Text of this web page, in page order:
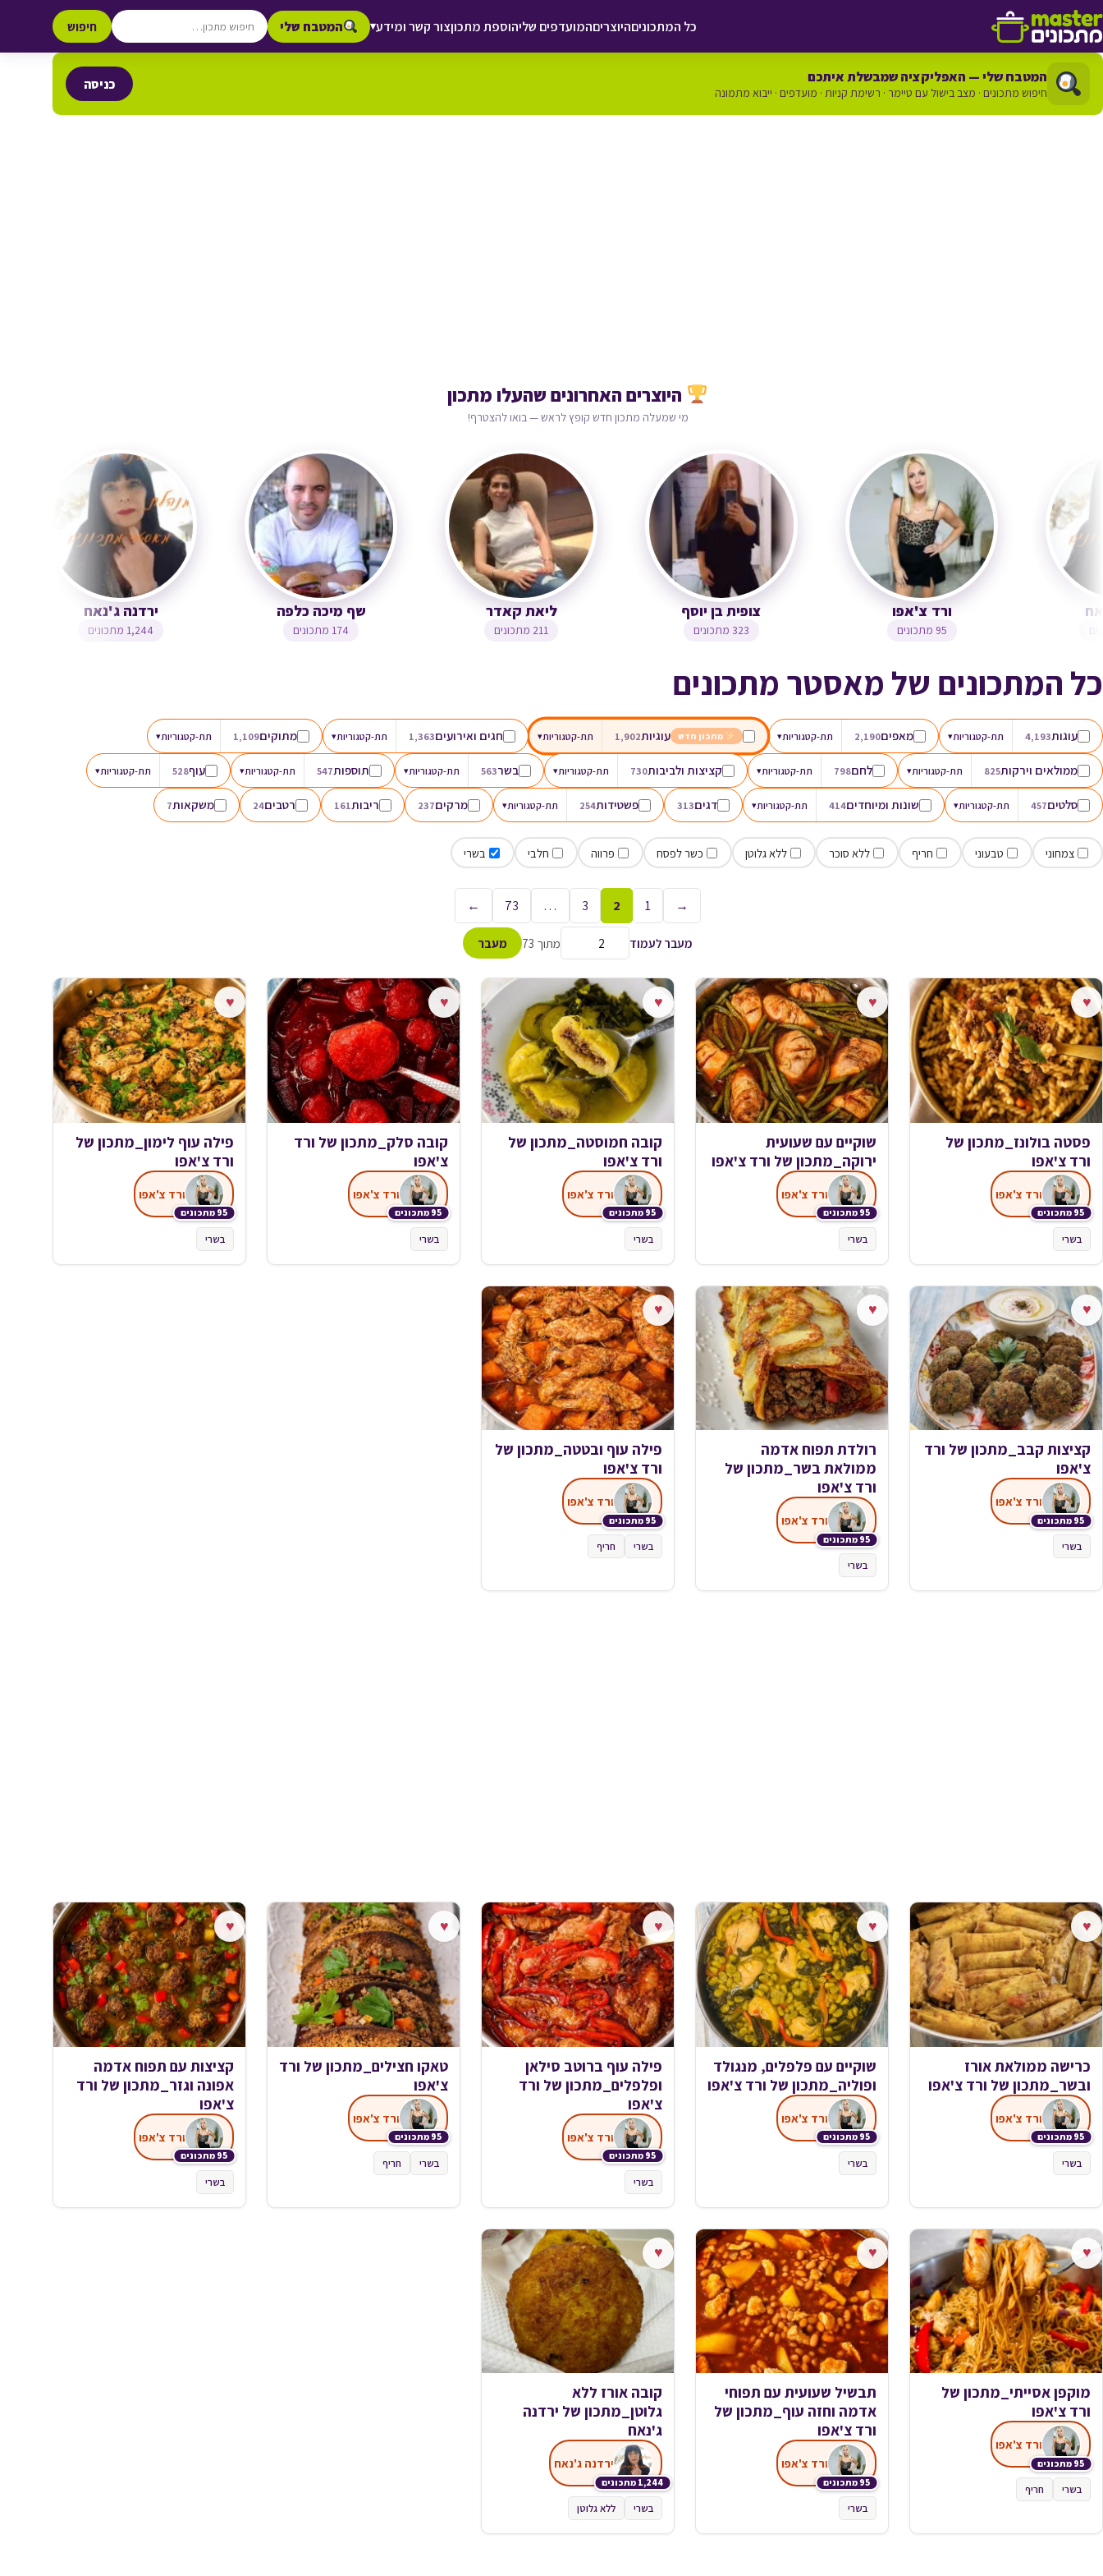
דלג לתוכן
כל המתכוניםהיוצריםהמועדפים שליהוספת מתכוןצור קשר ומידע▾ המטבח שלי חיפוש
המטבח שלי — האפליקציה שמבשלת איתכם
חיפוש מתכונים · מצב בישול עם טיימר · רשימת קניות · מועדפים · ייבוא מתמונה
כניסה
היוצרים האחרונים שהעלו מתכון
מי שמעלה מתכון חדש קופץ לראש — בואו להצטרף!
ירדנה ג'נאח
1,244 מתכונים
שף מיכה כלפה ליאת קאדר צופית בן יוסף ירדנה ג'נאח
1,244 מתכונים
כל המתכונים של מאסטר מתכונים
עוגות4,193 תת-קטגוריות▾ מאפים2,190 תת-קטגוריות▾ מתכון חדש עוגיות1,902 תת-קטגוריות▾ חגים ואירועים1,363 תת-קטגוריות▾ מתוקים1,109 תת-קטגוריות▾
ממולאים וירקות825 תת-קטגוריות▾ לחם798 תת-קטגוריות▾ קציצות ולביבות730 תת-קטגוריות▾ בשר563 תת-קטגוריות▾ תוספות547 תת-קטגוריות▾ עוף528 תת-קטגוריות▾
סלטים457 תת-קטגוריות▾ שונות ומיוחדים414 תת-קטגוריות▾ דגים313 פשטידות254 תת-קטגוריות▾ מרקים237 ריבות161 רטבים24 משקאות7
צמחוני טבעוני חריף ללא סוכר ללא גלוטן כשר לפסח פרווה חלבי בשרי
→
1
2
3
…
73
←
מעבר לעמוד מתוך 73 מעבר
♥
פסטה בולונז_מתכון של
ורד צ'אפו
95 מתכונים
ורד צ'אפו
בשרי
♥
שוקיים עם שעועית
ירוקה_מתכון של ורד צ'אפו
95 מתכונים
ורד צ'אפו
בשרי
♥
קובה חמוסטה_מתכון של
ורד צ'אפו
95 מתכונים
ורד צ'אפו
בשרי
♥
קובה סלק_מתכון של ורד
צ'אפו
95 מתכונים
ורד צ'אפו
בשרי
♥
פילה עוף לימון_מתכון של
ורד צ'אפו
95 מתכונים
ורד צ'אפו
בשרי
♥
קציצות קבב_מתכון של ורד
צ'אפו
95 מתכונים
ורד צ'אפו
בשרי
♥
רולדת תפוח אדמה
ממולאת בשר_מתכון של
ורד צ'אפו
95 מתכונים
ורד צ'אפו
בשרי
♥
פילה עוף ובטטה_מתכון של
ורד צ'אפו
95 מתכונים
ורד צ'אפו
בשרי חריף
♥
כרישה ממולאת אורז
ובשר_מתכון של ורד צ'אפו
95 מתכונים
ורד צ'אפו
בשרי
♥
שוקיים עם פלפלים, מנגולד
ופוליה_מתכון של ורד צ'אפו
95 מתכונים
ורד צ'אפו
בשרי
♥
פילה עוף ברוטב סילאן
ופלפלים_מתכון של ורד
צ'אפו
95 מתכונים
ורד צ'אפו
בשרי
♥
טאקו חצילים_מתכון של ורד
צ'אפו
95 מתכונים
ורד צ'אפו
בשרי חריף
♥
קציצות עם תפוח אדמה
אפונה וגזר_מתכון של ורד
צ'אפו
95 מתכונים
ורד צ'אפו
בשרי
♥
מוקפן אסייתי_מתכון של
ורד צ'אפו
95 מתכונים
ורד צ'אפו
בשרי חריף
♥
תבשיל שעועית עם תפוחי
אדמה וחזה עוף_מתכון של
ורד צ'אפו
95 מתכונים
ורד צ'אפו
בשרי
♥
קובה אורז ללא
גלוטן_מתכון של ירדנה
ג'נאח
1,244 מתכונים
ירדנה ג'נאח
בשרי ללא גלוטן